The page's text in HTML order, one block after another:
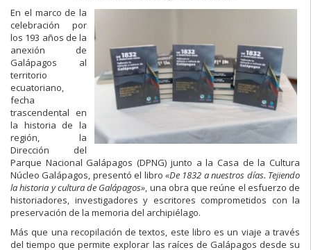
En el marco de la
celebración por
los 193 años de la
anexión de
Galápagos al
territorio
ecuatoriano,
fecha
trascendental en
la historia de la
región, la
Dirección del
Parque Nacional Galápagos (DPNG) junto a la Casa de la Cultura
Núcleo Galápagos, presentó el libro «De 1832 a nuestros días. Tejiendo
la historia y cultura de Galápagos» , una obra que reúne el esfuerzo de
historiadores, investigadores y escritores comprometidos con la
preservación de la memoria del archipiélago.
Más que una recopilación de textos, este libro es un viaje a través
del tiempo que permite explorar las raíces de Galápagos desde su